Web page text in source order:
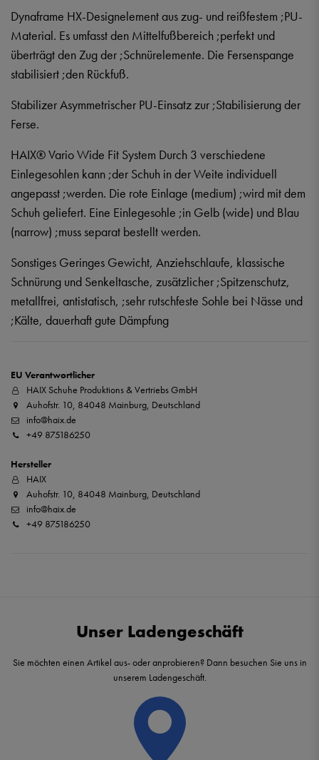
Dynaframe HX-Designelement aus zug- und reißfestem ;PU-
Material. Es umfasst den Mittelfußbereich ;perfekt und
überträgt den Zug der ;Schnürelemente. Die Fersenspange
stabilisiert ;den Rückfuß.
Stabilizer Asymmetrischer PU-Einsatz zur ;Stabilisierung der
Ferse.
HAIX® Vario Wide Fit System Durch 3 verschiedene
Einlegesohlen kann ;der Schuh in der Weite individuell
angepasst ;werden. Die rote Einlage (medium) ;wird mit dem
Schuh geliefert. Eine Einlegesohle ;in Gelb (wide) und Blau
(narrow) ;muss separat bestellt werden.
Sonstiges Geringes Gewicht, Anziehschlaufe, klassische
Schnürung und Senkeltasche, zusätzlicher ;Spitzenschutz,
metallfrei, antistatisch, ;sehr rutschfeste Sohle bei Nässe und
;Kälte, dauerhaft gute Dämpfung
EU Verantwortlicher
HAIX Schuhe Produktions & Vertriebs GmbH
Auhofstr. 10, 84048 Mainburg, Deutschland
info@haix.de
+49 875186250
Hersteller
HAIX
Auhofstr. 10, 84048 Mainburg, Deutschland
info@haix.de
+49 875186250
Unser Ladengeschäft
Sie möchten einen Artikel aus- oder anprobieren? Dann besuchen Sie uns in
unserem Ladengeschäft.